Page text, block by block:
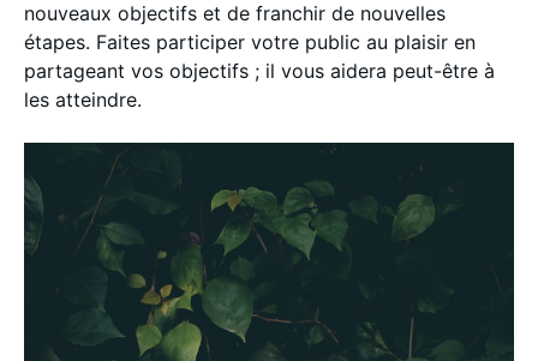
nouveaux objectifs et de franchir de nouvelles
étapes. Faites participer votre public au plaisir en
partageant vos objectifs ; il vous aidera peut-être à
les atteindre.